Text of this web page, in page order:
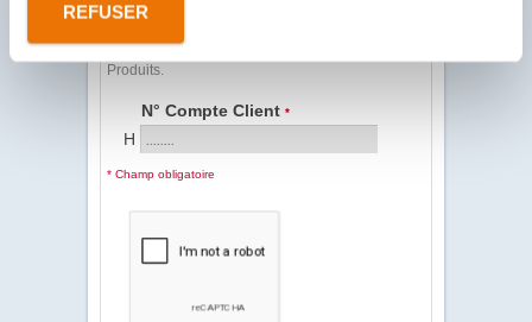
REFUSERClient Sodevi, saisissez votre N° Compte Client
Produits.
N° Compte Client *
H
* Champ obligatoire